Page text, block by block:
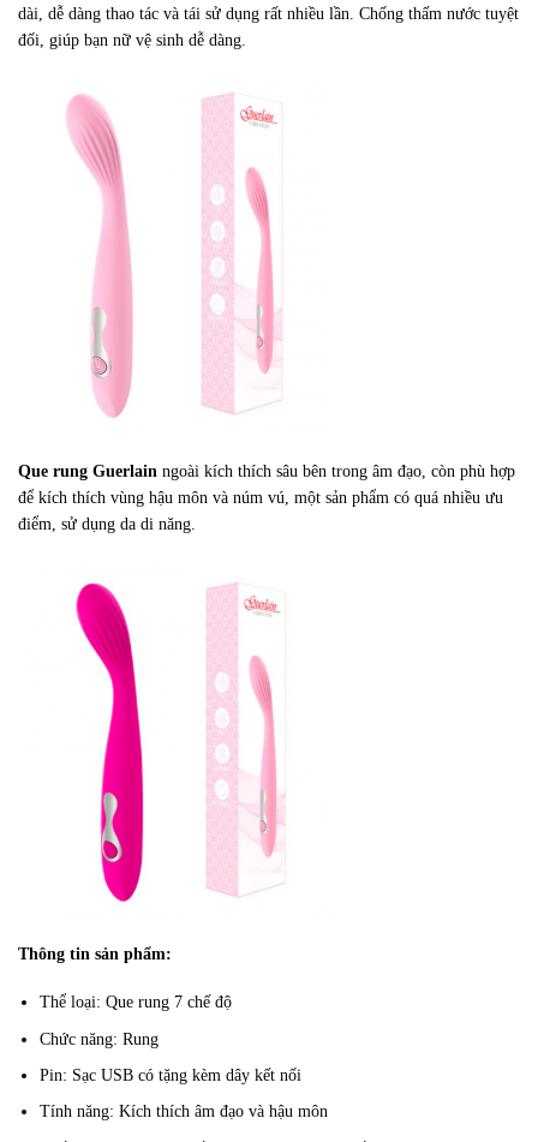
dài, dễ dàng thao tác và tái sử dụng rất nhiều lần. Chống thấm nước tuyệt
đối, giúp bạn nữ vệ sinh dễ dàng.
Que rung Guerlain ngoài kích thích sâu bên trong âm đạo, còn phù hợp
để kích thích vùng hậu môn và núm vú, một sản phẩm có quá nhiều ưu
điểm, sử dụng da di năng.
Thông tin sản phẩm:
Thể loại: Que rung 7 chế độ
Chức năng: Rung
Pin: Sạc USB có tặng kèm dây kết nối
Tính năng: Kích thích âm đạo và hậu môn